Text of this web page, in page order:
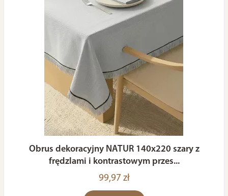
Obrus dekoracyjny NATUR 140x220 szary z
frędzlami i kontrastowym przes...
99,97 zł